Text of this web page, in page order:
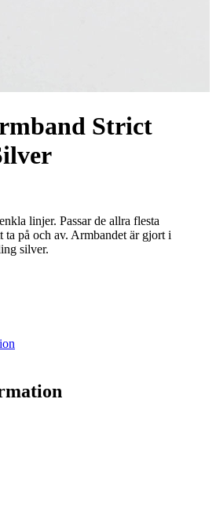
Strict
linjer. Passar de allra flesta
ta på och av. Armbandet är gjort i
silver.